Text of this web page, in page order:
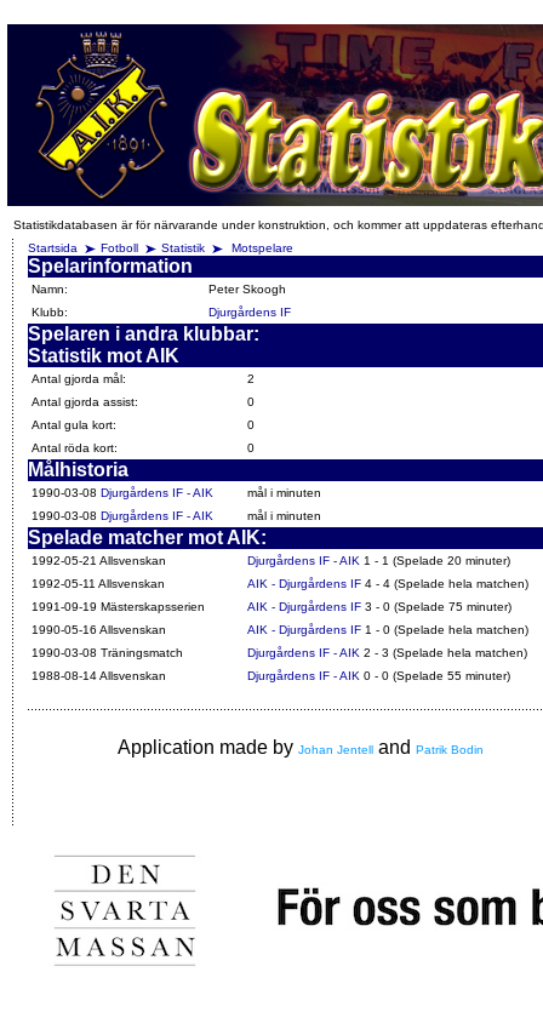
Statistikdatabasen är för närvarande under konstruktion, och kommer att uppdateras
Startsida
Fotboll Statistik Motspelare
Spelarinformation
Namn:
Peter Skoogh
Klubb:
Djurgårdens IF
Spelaren i andra klubbar:
Statistik mot AIK
Antal gjorda mål:
2
Antal gjorda assist:
0
Antal gula kort:
0
Antal röda kort:
0
Målhistoria
1990-03-08 Djurgårdens IF - AIK
mål i minuten
1990-03-08 Djurgårdens IF - AIK mål i minuten
Spelade matcher mot AIK:
1992-05-21 Allsvenskan Djurgårdens IF - AIK 1 - 1 (Spelade 20 minuter)
1992-05-11 Allsvenskan
AIK - Djurgårdens IF 4 - 4 (Spelade hela matchen)
1991-09-19 Mästerskapsserien
AIK - Djurgårdens IF 3 - 0 (Spelade 75 minuter)
1990-05-16 Allsvenskan
AIK - Djurgårdens IF 1 - 0 (Spelade hela matchen)
1990-03-08 Träningsmatch
Djurgårdens IF - AIK 2 - 3 (Spelade hela matchen)
1988-08-14 Allsvenskan
Djurgårdens IF - AIK 0 - 0 (Spelade 55 minuter)
Application made by Johan Jentell and Patrik Bodin